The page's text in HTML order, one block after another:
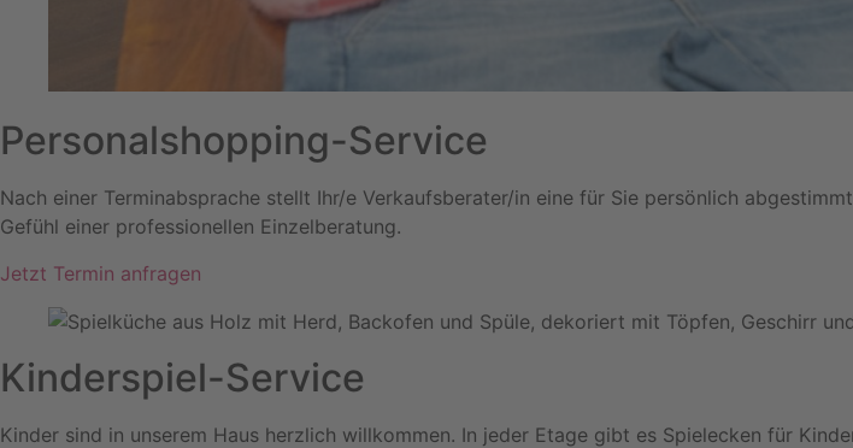
Personalshopping-Service
Nach einer Terminabsprache stellt Ihr/e Verkaufsberater/in eine für Sie persönlich
Gefühl einer professionellen Einzelberatung.
Jetzt Termin anfragen
Kinderspiel-Service
Kinder sind in unserem Haus herzlich willkommen. In jeder Etage gibt es Spielecken für